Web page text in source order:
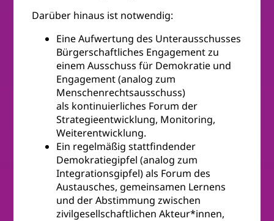
Darüber hinaus ist notwendig:
Eine Aufwertung des Unterausschusses
Bürgerschaftliches Engagement zu
einem Ausschuss für Demokratie und
Engagement (analog zum
Menschenrechtsausschuss)
als kontinuierliches Forum der
Strategieentwicklung, Monitoring,
Weiterentwicklung.
Ein regelmäßig stattfindender
Demokratiegipfel (analog zum
Integrationsgipfel) als Forum des
Austausches, gemeinsamen Lernens
und der Abstimmung zwischen
zivilgesellschaftlichen Akteur*innen,